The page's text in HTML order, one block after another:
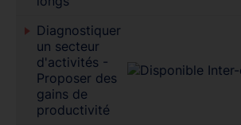
Diagnostiquer
un secteur
d'activités -
Proposer des
gains de
productivité